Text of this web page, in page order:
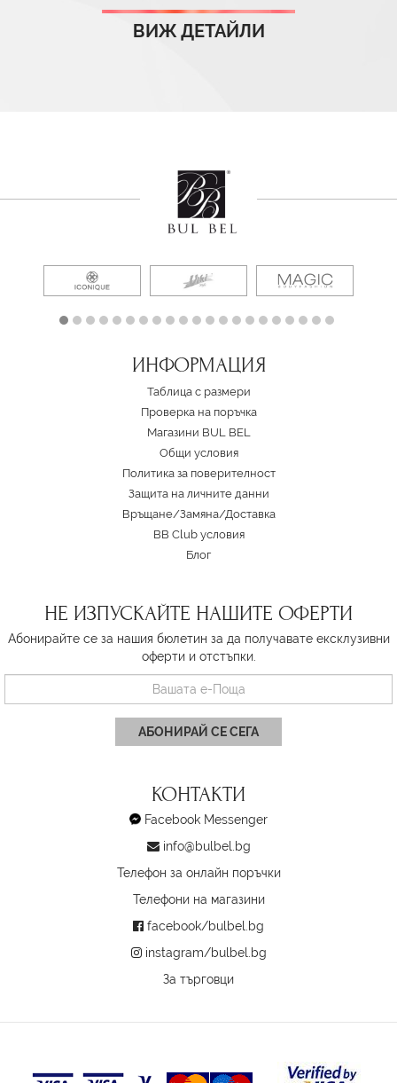
ВИЖ ДЕТАЙЛИ
ИНФОРМАЦИЯ
Таблица с размери
Проверка на поръчка
Магазини BUL BEL
Oбщи условия
Политика за поверителност
Защита на личните данни
Връщане/Замяна/Доставка
BB Club условия
Блог
НЕ ИЗПУСКАЙТЕ НАШИТЕ ОФЕРТИ
Абонирайте се за нашия бюлетин за да получавате ексклузивни
оферти и отстъпки.
АБОНИРАЙ СЕ СЕГА
КОНТАКТИ
Facebook Messenger
info@bulbel.bg
Телефон за онлайн поръчки
Телефони на магазини
facebook/bulbel.bg
instagram/bulbel.bg
За търговци